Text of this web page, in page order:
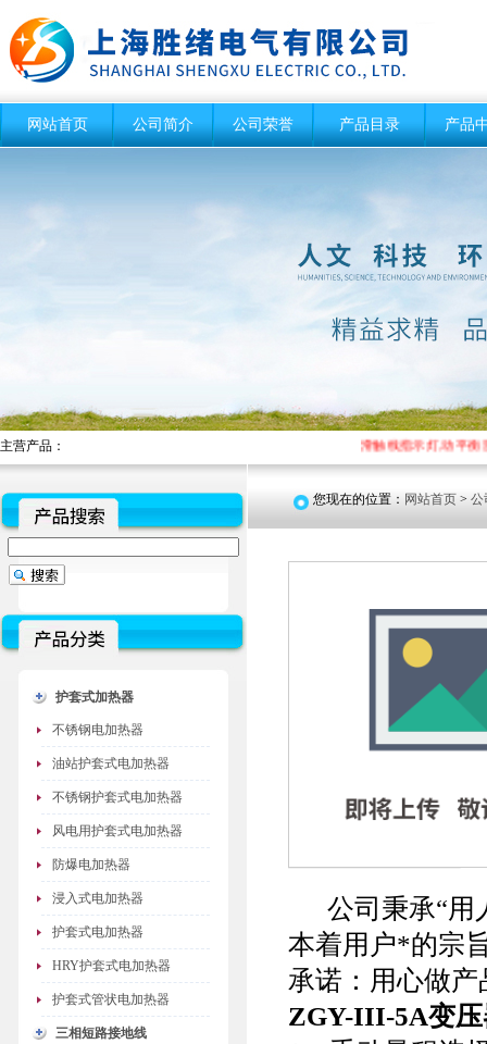
网站首页 公司简介 公司荣誉 产品目录 产品
主营产品： 滑触线指示灯,动平衡测
护套式加热器
不锈钢电加热器
油站护套式电加热器
不锈钢护套式电加热器
风电用护套式电加热器
防爆电加热器
浸入式电加热器
护套式电加热器
HRY护套式电加热器
护套式管状电加热器
三相短路接地线
您现在的位置： 网站首页 > 公
公司秉承“用
本着用户*的宗
承诺：用心做
ZGY-III-5A变